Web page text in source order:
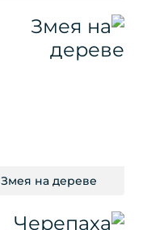
Змея на дереве